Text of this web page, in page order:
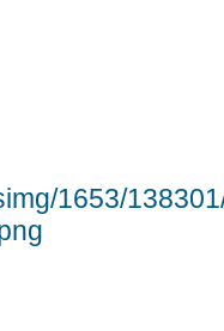
1653/